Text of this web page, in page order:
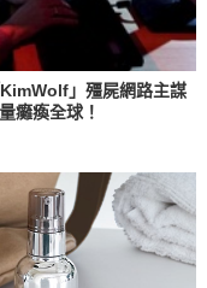
」殭屍網路主謀
癱瘓全球！